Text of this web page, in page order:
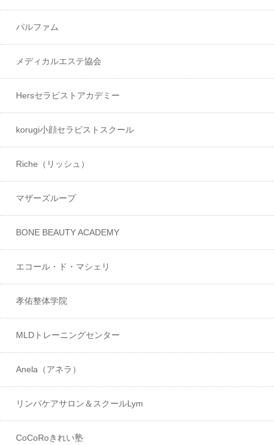
パルファム
メディカルエステ協会
Hersセラピストアカデミー
korugi小顔セラピストスクール
Riche（リッシュ）
マザーズループ
BONE BEAUTY ACADEMY
エコール・ド・マシェリ
孝佑整体学院
MLDトレーニングセンター
Anela（アネラ）
リンパケアサロン＆スクールLym
CoCoRoきれい塾